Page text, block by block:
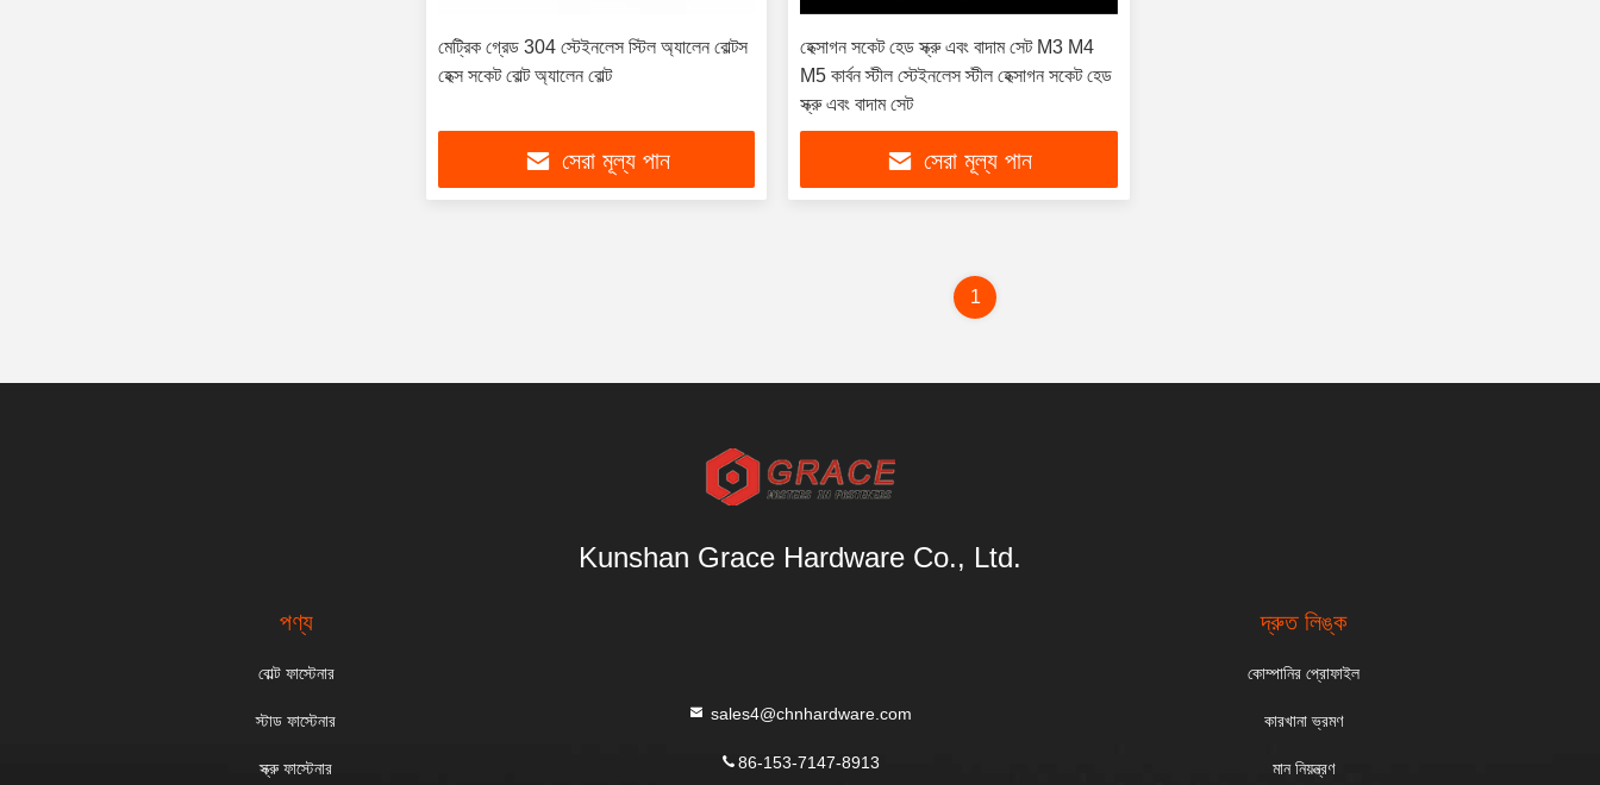
মেট্রিক গ্রেড 304 স্টেইনলেস স্টিল অ্যালেন বোল্টস
হেক্স সকেট বোল্ট অ্যালেন বোল্ট
সেরা মূল্য পান
হেক্সাগন সকেট হেড স্ক্রু এবং বাদাম সেট M3 M4
M5 কার্বন স্টীল স্টেইনলেস স্টীল হেক্সাগন সকেট হেড
স্ক্রু এবং বাদাম সেট
সেরা মূল্য পান
1
Kunshan Grace Hardware Co., Ltd.
পণ্য
বোল্ট ফাস্টেনার
স্টাড ফাস্টেনার
স্ক্রু ফাস্টেনার
sales4@chnhardware.com
86-153-7147-8913
দ্রুত লিঙ্ক
কোম্পানির প্রোফাইল
কারখানা ভ্রমণ
মান নিয়ন্ত্রণ